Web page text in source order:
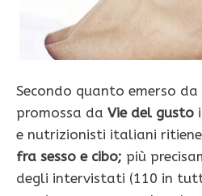
Secondo quanto emerso da
promossa da Vie del gusto
e nutrizionisti italiani ritiene
fra sesso e cibo; più
degli intervistati (110 in